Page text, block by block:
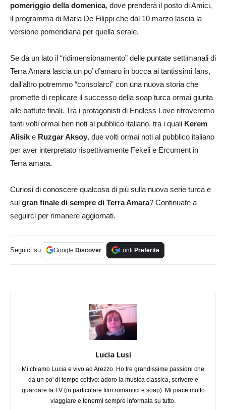
pomeriggio della domenica, dove prenderà il posto di Amici,
il programma di Maria De Filippi che dal 10 marzo lascia la
versione pomeridiana per quella serale.
Se da un lato il “ridimensionamento” delle puntate settimanali di
Terra Amara lascia un po’ d’amaro in bocca ai tantissimi fans,
dall’altro potremmo “consolarci” con una nuova storia che
promette di replicare il successo della soap turca ormai giunta
alle battute finali. Tra i protagonisti di Endless Love ritroveremo
tanti volti ormai ben noti al pubblico italiano, tra i quali Kerem
Alisik e Ruzgar Aksoy, due volti ormai noti al pubblico italiano
per aver interpretato rispettivamente Fekeli e Ercument in
Terra amara.
Curiosi di conoscere qualcosa di più sulla nuova serie turca e
sul gran finale di sempre di Terra Amara? Continuate a
seguirci per rimanere aggiornati.
Seguici su Google Discover Fonti Preferite
Lucia Lusi
Mi chiamo Lucia e vivo ad Arezzo. Ho tre grandissime passioni che
da un po' di tempo coltivo: adoro la musica classica, scrivere e
guardare la TV (in particolare film romantici e soap). Mi piace molto
viaggiare e tenermi sempre informata su tutto.